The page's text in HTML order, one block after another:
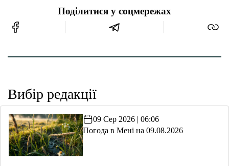
Поділитися у соцмережах
Вибір редакції
09 Сер 2026 | 06:06
Погода в Мені на 09.08.2026